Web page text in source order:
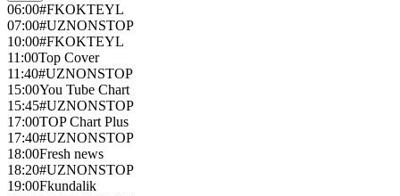
06:00#FKOKTEYL
07:00#UZNONSTOP
10:00#FKOKTEYL
11:00Top Cover
11:40#UZNONSTOP
15:00You Tube Chart
15:45#UZNONSTOP
17:00TOP Chart Plus
17:40#UZNONSTOP
18:00Fresh news
18:20#UZNONSTOP
19:00Fkundalik